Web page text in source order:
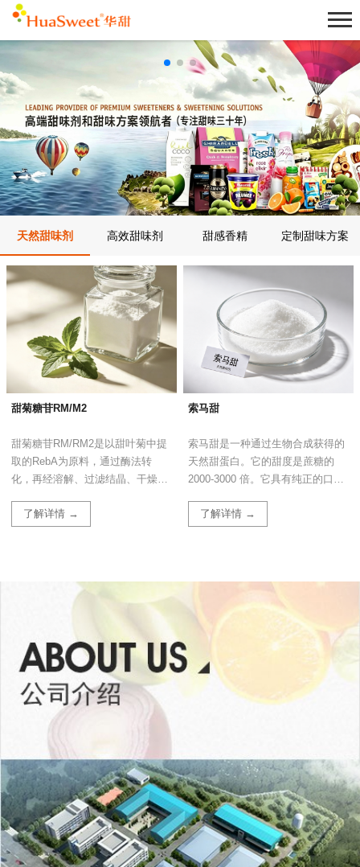
天然甜味剂 高效甜味剂 甜感香精 定制甜味方案
甜菊糖苷RM/M2
甜菊糖苷RM/RM2是以甜叶菊中提
取的RebA为原料，通过酶法转
化，再经溶解、过滤结晶、干燥制
分子式：C₅₆H₉₀
了解详情 →
索马甜
索马甜是一种通过生物合成获得的
天然甜蛋白。它的甜度是蔗糖的
2000-3000 倍。它具有纯正的口
C.A.S. numbe...
了解详情 →